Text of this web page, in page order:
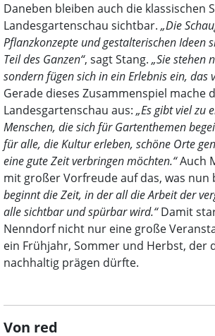
Daneben bleiben auch die klassischen
Landesgartenschau sichtbar. „Die
Pflanzkonzepte und gestalterischen Ideen
Teil des Ganzen“, sagt Stang. „Sie stehen
sondern fügen sich in ein Erlebnis ein, das
Gerade dieses Zusammenspiel mache
Landesgartenschau aus: „Es gibt viel zu
Menschen, die sich für Gartenthemen
für alle, die Kultur erleben, schöne Orte
eine gute Zeit verbringen möchten.“Auch
mit großer Vorfreude auf das, was nun
beginnt die Zeit, in der all die Arbeit der
alle sichtbar und spürbar wird.“Damit
Nenndorf nicht nur eine große
ein Frühjahr, Sommer und Herbst, der
nachhaltig prägen dürfte.
Von red